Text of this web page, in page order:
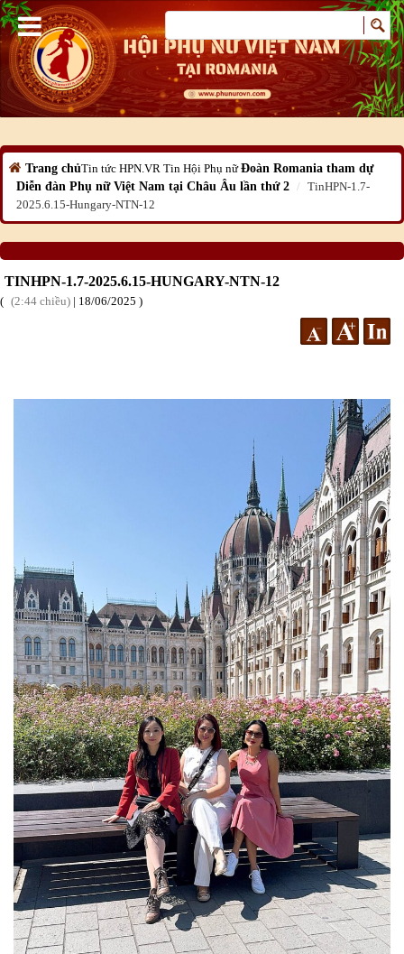
Trang chủTin tức HPN.VR Tin Hội Phụ nữ Đoàn Romania tham dự
Diễn đàn Phụ nữ Việt Nam tại Châu Âu lần thứ 2
TinHPN-1.7-
2025.6.15-Hungary-NTN-12
TINHPN-1.7-2025.6.15-HUNGARY-NTN-12
2:44 chiều | 18/06/2025